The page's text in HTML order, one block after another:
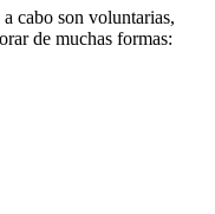
cabo son voluntarias,
de muchas formas: